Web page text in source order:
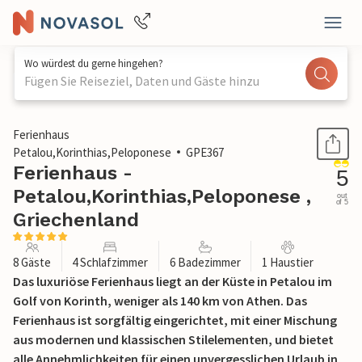
Wo würdest du gerne hingehen?
Fügen Sie Reiseziel, Daten und Gäste hinzu
1 / 47
Ferienhaus
Petalou,Korinthias,Peloponese
GPE367
Ferienhaus -
Petalou,Korinthias,Peloponese ,
Griechenland
5
out
of 5
8 Gäste 4 Schlafzimmer 6 Badezimmer 1 Haustier
Das luxuriöse Ferienhaus liegt an der Küste in Petalou im
Golf von Korinth, weniger als 140 km von Athen. Das
Ferienhaus ist sorgfältig eingerichtet, mit einer Mischung
aus modernen und klassischen Stilelementen, und bietet